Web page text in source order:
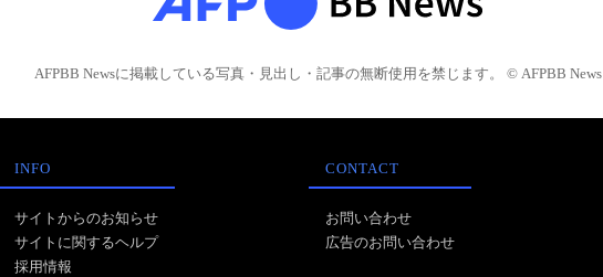
AFPBB Newsに掲載している写真・見出し・記事の無断使用を禁じます。 © AFPBB News
INFO
サイトからのお知らせ
サイトに関するヘルプ
採用情報
CONTACT
お問い合わせ
広告のお問い合わせ